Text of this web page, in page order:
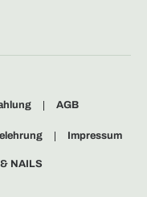
AGB
Impressum
NAILS